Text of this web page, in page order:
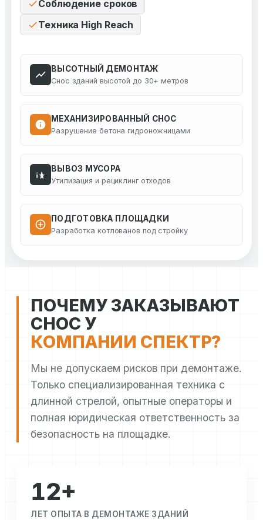
Соблюдение сроков
Техника High Reach
ВЫСОТНЫЙ ДЕМОНТАЖ
Снос зданий высотой до 30+ метров
МЕХАНИЗИРОВАННЫЙ СНОС
Разрушение бетона гидроножницами
ВЫВОЗ МУСОРА
Утилизация и рециклинг отходов
ПОДГОТОВКА ПЛОЩАДКИ
Разработка котлованов под стройку
ПОЧЕМУ ЗАКАЗЫВАЮТ
СНОС У
КОМПАНИИ СПЕКТР?
Мы не допускаем рисков при демонтаже.
Только специализированная техника с
длинной стрелой, опытные операторы и
полная юридическая ответственность за
безопасность на площадке.
12+
ЛЕТ ОПЫТА В ДЕМОНТАЖЕ ЗДАНИЙ